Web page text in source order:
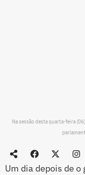
Na sessão desta quarta-feira
Um dia depois de o